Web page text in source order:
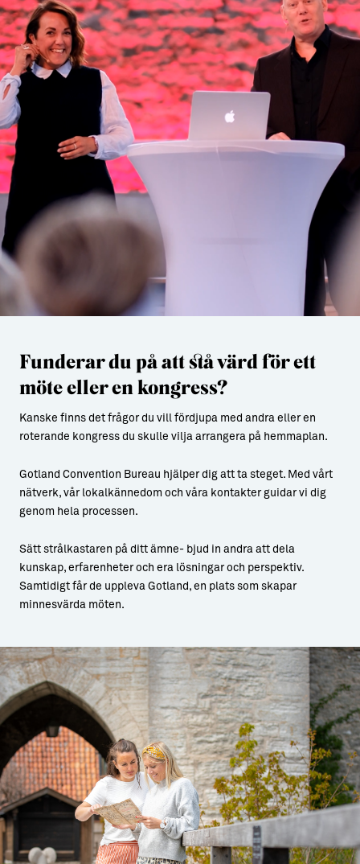
Funderar du på att stå värd för ett
möte eller en kongress?
Kanske finns det frågor du vill fördjupa med andra eller en
roterande kongress du skulle vilja arrangera på hemmaplan.
Gotland Convention Bureau hjälper dig att ta steget. Med vårt
nätverk, vår lokalkännedom och våra kontakter guidar vi dig
genom hela processen.
Sätt strålkastaren på ditt ämne- bjud in andra att dela
kunskap, erfarenheter och era lösningar och perspektiv.
Samtidigt får de uppleva Gotland, en plats som skapar
minnesvärda möten.